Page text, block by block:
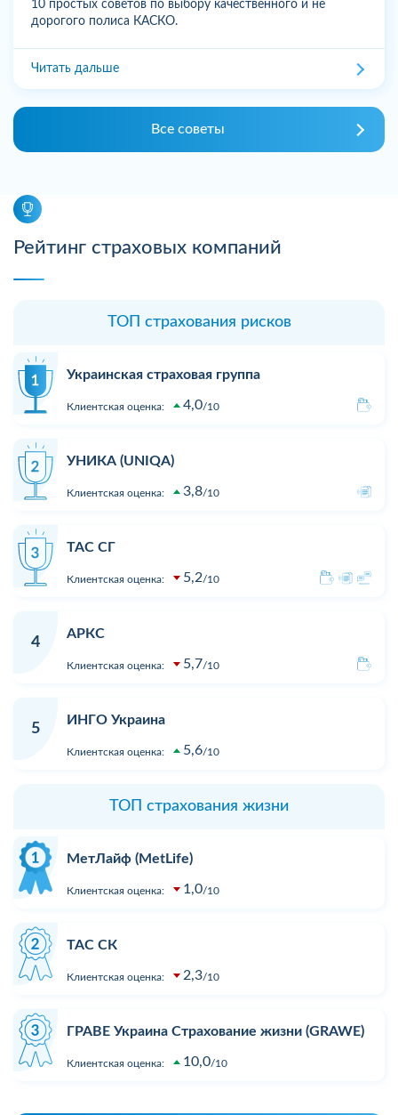
10 простых советов по выбору качественного и не
дорогого полиса КАСКО.
Читать дальше
Все советы
Рейтинг страховых компаний
ТОП страхования рисков
Украинская страховая группа
Клиентская оценка: 4,0 10
УНИКА (UNIQA)
Клиентская оценка: 3,8 10
ТАС СГ
Клиентская оценка: 5,2 10
4
АРКС
Клиентская оценка: 5,7 10
5
ИНГО Украина
Клиентская оценка: 5,6 10
ТОП страхования жизни
МетЛайф (MetLife)
Клиентская оценка: 1,0 10
ТАС СК
Клиентская оценка: 2,3 10
ГРАВЕ Украина Страхование жизни (GRAWE)
Клиентская оценка: 10,0 10